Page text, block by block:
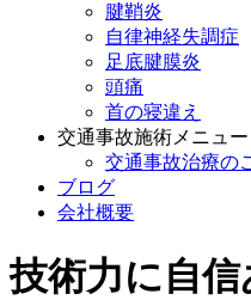
腱鞘炎
自律神経失調症
足底腱膜炎
頭痛
首の寝違え
交通事故施術メニュー
交通事故治療の
ブログ
会社概要
技術力に自信